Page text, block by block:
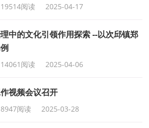
19514阅读 2025-04-17
中的文化引领作用探索 --以次邱镇郑
14061阅读 2025-04-06
视频会议召开
8947阅读 2025-03-28